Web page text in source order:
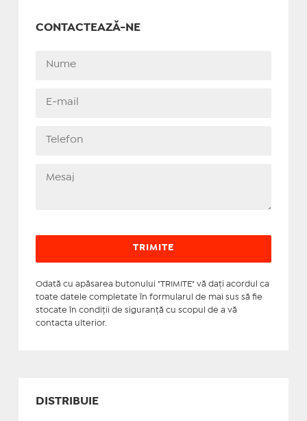
CONTACTEAZĂ-NE
Odată cu apăsarea butonului "TRIMITE" vă daţi acordul ca
toate datele completate în formularul de mai sus să fie
stocate în condiţii de siguranţă cu scopul de a vă
contacta ulterior.
DISTRIBUIE